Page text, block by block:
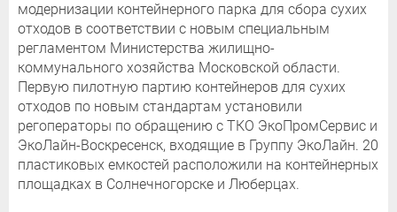
модернизации контейнерного парка для сбора сухих
отходов в соответствии с новым специальным
регламентом Министерства жилищно-
коммунального хозяйства Московской области.
Первую пилотную партию контейнеров для сухих
отходов по новым стандартам установили
регоператоры по обращению с ТКО ЭкоПромСервис и
ЭкоЛайн-Воскресенск, входящие в Группу ЭкоЛайн. 20
пластиковых емкостей расположили на контейнерных
площадках в Солнечногорске и Люберцах.